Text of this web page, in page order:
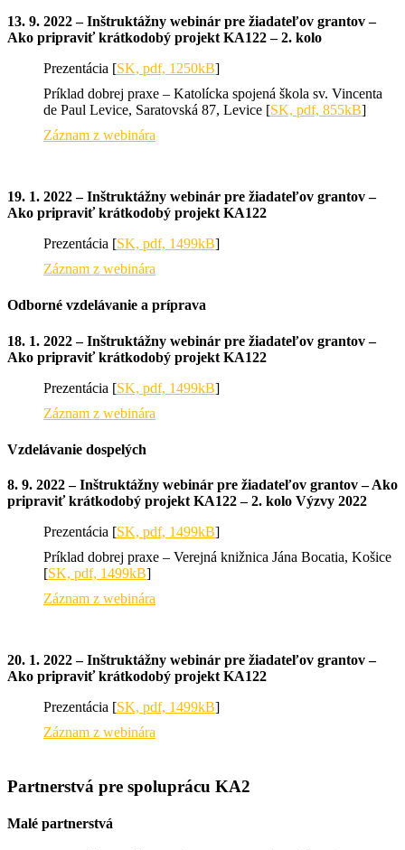
13. 9. 2022 – Inštruktážny webinár pre žiadateľov grantov –
Ako pripraviť krátkodobý projekt KA122 – 2. kolo
Prezentácia [SK, pdf, 1250kB]
Príklad dobrej praxe – Katolícka spojená škola sv. Vincenta
de Paul Levice, Saratovská 87, Levice [SK, pdf, 855kB]
Záznam z webinára
19. 1. 2022 – Inštruktážny webinár pre žiadateľov grantov –
Ako pripraviť krátkodobý projekt KA122
Prezentácia [SK, pdf, 1499kB]
Záznam z webinára
Odborné vzdelávanie a príprava
18. 1. 2022 – Inštruktážny webinár pre žiadateľov grantov –
Ako pripraviť krátkodobý projekt KA122
Prezentácia [SK, pdf, 1499kB]
Záznam z webinára
Vzdelávanie dospelých
8. 9. 2022 – Inštruktážny webinár pre žiadateľov grantov – Ako
pripraviť krátkodobý projekt KA122 – 2. kolo Výzvy 2022
Prezentácia [SK, pdf, 1499kB]
Príklad dobrej praxe – Verejná knižnica Jána Bocatia, Košice
[SK, pdf, 1499kB]
Záznam z webinára
20. 1. 2022 – Inštruktážny webinár pre žiadateľov grantov –
Ako pripraviť krátkodobý projekt KA122
Prezentácia [SK, pdf, 1499kB]
Záznam z webinára
Partnerstvá pre spoluprácu KA2
Malé partnerstvá